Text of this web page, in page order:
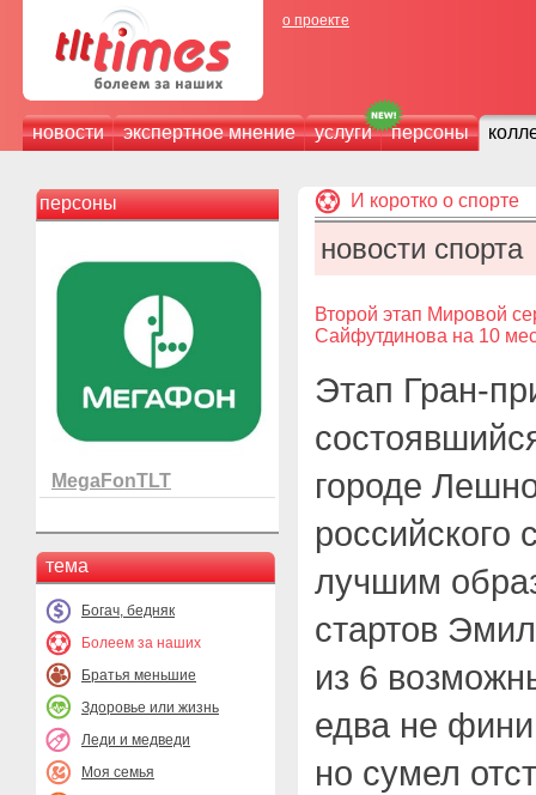
о проекте
новости экспертное мнение услуги персоны
персоны
MegaFonTLT
тема
Богач, бедняк
Болеем за наших
Братья меньшие
Здоровье или жизнь
Леди и медведи
Моя семья
И коротко о спорте
новости спорта
Второй этап Мировой
Сайфутдинова на 10
Этап Гран-
городе
лучшим
стартов
из 6
едва не
но сумел